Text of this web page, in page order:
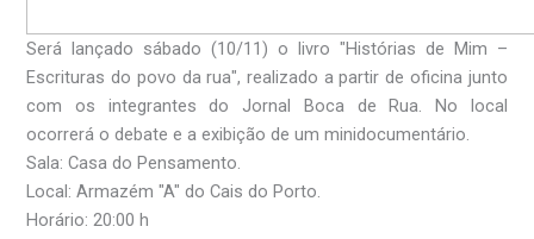
Será lançado sábado (10/11) o livro "Histórias de Mim –
Escrituras do povo da rua", realizado a partir de oficina junto
com os integrantes do Jornal Boca de Rua. No local
ocorrerá o debate e a exibição de um minidocumentário.
Sala: Casa do Pensamento.
Local: Armazém "A" do Cais do Porto.
Horário: 20:00 h